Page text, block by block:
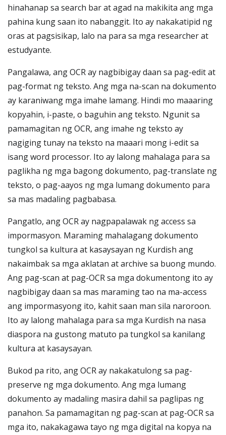
hinahanap sa search bar at agad na makikita ang mga
pahina kung saan ito nabanggit. Ito ay nakakatipid ng
oras at pagsisikap, lalo na para sa mga researcher at
estudyante.
Pangalawa, ang OCR ay nagbibigay daan sa pag-edit at
pag-format ng teksto. Ang mga na-scan na dokumento
ay karaniwang mga imahe lamang. Hindi mo maaaring
kopyahin, i-paste, o baguhin ang teksto. Ngunit sa
pamamagitan ng OCR, ang imahe ng teksto ay
nagiging tunay na teksto na maaari mong i-edit sa
isang word processor. Ito ay lalong mahalaga para sa
paglikha ng mga bagong dokumento, pag-translate ng
teksto, o pag-aayos ng mga lumang dokumento para
sa mas madaling pagbabasa.
Pangatlo, ang OCR ay nagpapalawak ng access sa
impormasyon. Maraming mahalagang dokumento
tungkol sa kultura at kasaysayan ng Kurdish ang
nakaimbak sa mga aklatan at archive sa buong mundo.
Ang pag-scan at pag-OCR sa mga dokumentong ito ay
nagbibigay daan sa mas maraming tao na ma-access
ang impormasyong ito, kahit saan man sila naroroon.
Ito ay lalong mahalaga para sa mga Kurdish na nasa
diaspora na gustong matuto pa tungkol sa kanilang
kultura at kasaysayan.
Bukod pa rito, ang OCR ay nakakatulong sa pag-
preserve ng mga dokumento. Ang mga lumang
dokumento ay madaling masira dahil sa paglipas ng
panahon. Sa pamamagitan ng pag-scan at pag-OCR sa
mga ito, nakakagawa tayo ng mga digital na kopya na